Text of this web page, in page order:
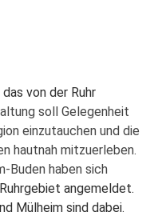
von der Ruhr
soll Gelegenheit
einzutauchen und die
hautnah mitzuerleben.
Buden haben sich
angemeldet.
Mülheim sind dabei.